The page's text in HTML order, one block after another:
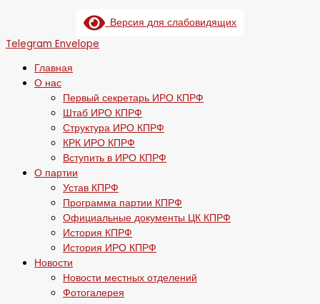
Версия для слабовидящих
Telegram Envelope
Главная
О нас
Первый секретарь ИРО КПРФ
Штаб ИРО КПРФ
Структура ИРО КПРФ
КРК ИРО КПРФ
Вступить в ИРО КПРФ
О партии
Устав КПРФ
Программа партии КПРФ
Официальные документы ЦК КПРФ
История КПРФ
История ИРО КПРФ
Новости
Новости местных отделений
Фотогалерея